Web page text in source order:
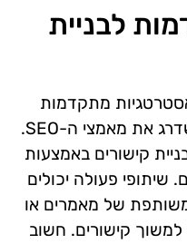
לבניית
אסטרטגיות מתקדמות
לבניית קישורים אשר יכולות לשדרג את מאמצי ה-SEO.
קישורים באמצעות
שיתופי פעולה יכולים
של מאמרים או
למשוך קישורים. חשוב